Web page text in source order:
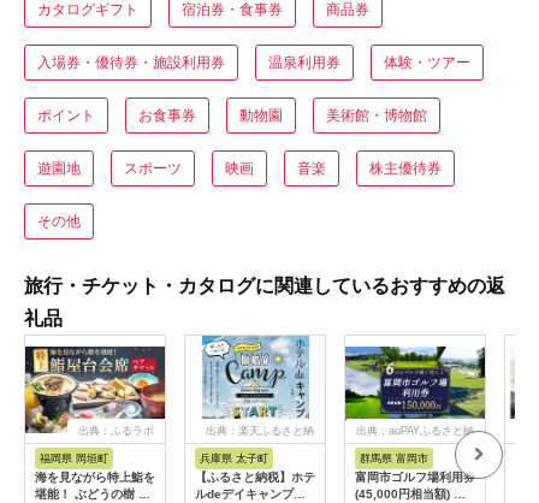
カタログギフト 宿泊券・食事券 商品券
入場券・優待券・施設利用券 温泉利用券 体験・ツアー
ポイント お食事券 動物園 美術館・博物館
遊園地 スポーツ 映画 音楽 株主優待券
その他
旅行・チケット・カタログに関連しているおすすめの返
礼品
出典：ふるラボ
福岡県 岡垣町
海を見ながら特上鮨を
堪能！ ぶどうの樹 鮨
出典：楽天ふるさと納
兵庫県 太子町
【ふるさと納税】ホテ
ルdeデイキャンプ体
出典：auPAYふるさと納
群馬県 富岡市
富岡市ゴルフ場利用券
(45,000円相当額) ゴ